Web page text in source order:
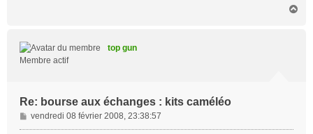
top gun
Membre actif
Re: bourse aux échanges : kits caméléo
M
e
vendredi 08 février 2008, 23:38:57